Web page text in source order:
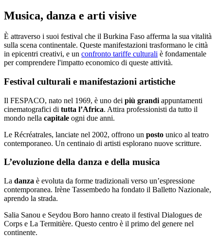
Musica, danza e arti visive
È attraverso i suoi festival che il Burkina Faso afferma la sua vitalità
sulla scena continentale. Queste manifestazioni trasformano le città
in epicentri creativi, e un confronto tariffe culturali è fondamentale
per comprendere l'impatto economico di queste attività.
Festival culturali e manifestazioni artistiche
Il FESPACO, nato nel 1969, è uno dei più grandi appuntamenti
cinematografici di tutta l’Africa. Attira professionisti da tutto il
mondo nella capitale ogni due anni.
Le Récréatrales, lanciate nel 2002, offrono un posto unico al teatro
contemporaneo. Un centinaio di artisti esplorano nuove scritture.
L’evoluzione della danza e della musica
La danza è evoluta da forme tradizionali verso un’espressione
contemporanea. Irène Tassembedo ha fondato il Balletto Nazionale,
aprendo la strada.
Salia Sanou e Seydou Boro hanno creato il festival Dialogues de
Corps e La Termitière. Questo centro è il primo del genere nel
continente.